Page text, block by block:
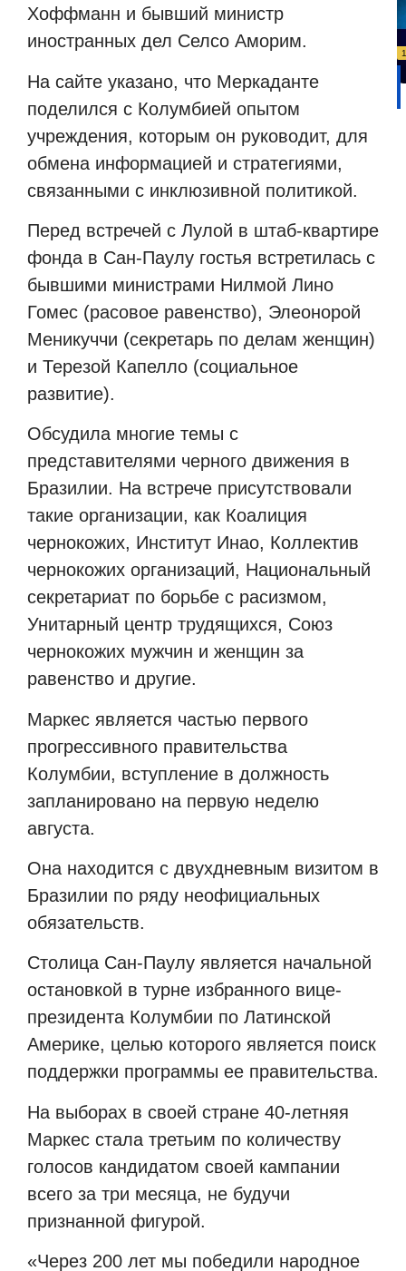
Хоффманн и бывший министр
иностранных дел Селсо Аморим.
На сайте указано, что Меркаданте
поделился с Колумбией опытом
учреждения, которым он руководит, для
обмена информацией и стратегиями,
связанными с инклюзивной политикой.
Перед встречей с Лулой в штаб-квартире
фонда в Сан-Паулу гостья встретилась с
бывшими министрами Нилмой Лино
Гомес (расовое равенство), Элеонорой
Меникуччи (секретарь по делам женщин)
и Терезой Капелло (социальное
развитие).
Обсудила многие темы с
представителями черного движения в
Бразилии. На встрече присутствовали
такие организации, как Коалиция
чернокожих, Институт Инао, Коллектив
чернокожих организаций, Национальный
секретариат по борьбе с расизмом,
Унитарный центр трудящихся, Союз
чернокожих мужчин и женщин за
равенство и другие.
Маркес является частью первого
прогрессивного правительства
Колумбии, вступление в должность
запланировано на первую неделю
августа.
Она находится с двухдневным визитом в
Бразилии по ряду неофициальных
обязательств.
Столица Сан-Паулу является начальной
остановкой в турне избранного вице-
президента Колумбии по Латинской
Америке, целью которого является поиск
поддержки программы ее правительства.
На выборах в своей стране 40-летняя
Маркес стала третьим по количеству
голосов кандидатом своей кампании
всего за три месяца, не будучи
признанной фигурой.
«Через 200 лет мы победили народное